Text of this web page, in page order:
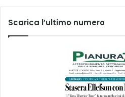
Scarica l’ultimo numero